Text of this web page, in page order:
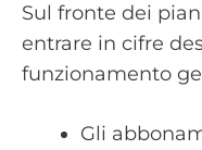
Sul fronte dei
entrare in cifre
funzionamento
Gli